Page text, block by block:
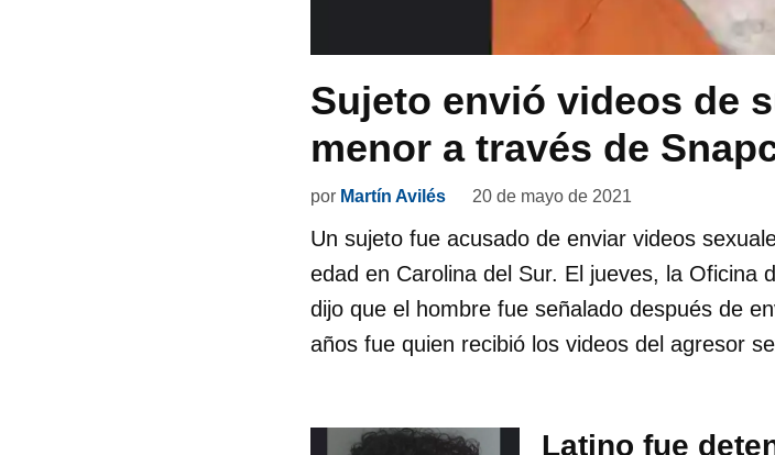
Sujeto envió videos de
menor a través de
por Martín Avilés 20 de mayo de 2021
Un sujeto fue acusado de enviar videos
edad en Carolina del Sur. El jueves, la Oficina
dijo que el hombre fue señalado después de
años fue quien recibió los videos del agresor
Latino fue